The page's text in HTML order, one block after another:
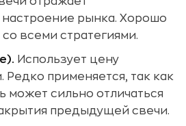
настроение рынка. Хорошо
всеми стратегиями.
Использует цену
Редко применяется, так как
может сильно отличаться
предыдущей свечи.